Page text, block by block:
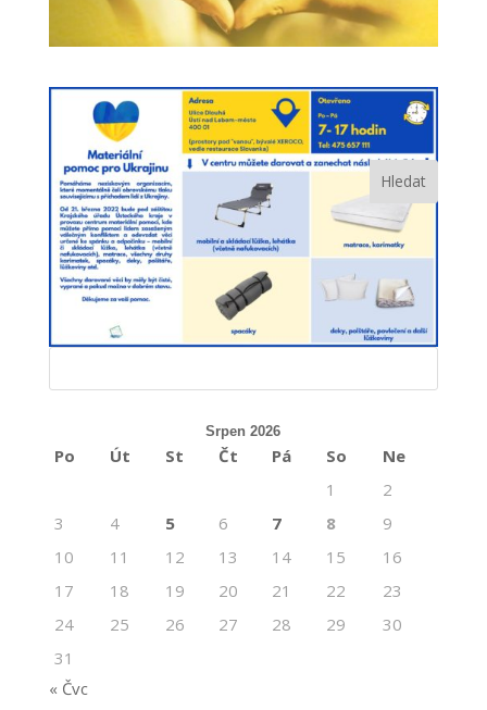
Srpen 2026
Po Út St Čt Pá So
Ne
1
2
3
4 5 6 7 8
9
10
11 12 13 14 15
16
17
18 19 20 21 22
23
24
25 26 27 28 29
30
31
« Čvc